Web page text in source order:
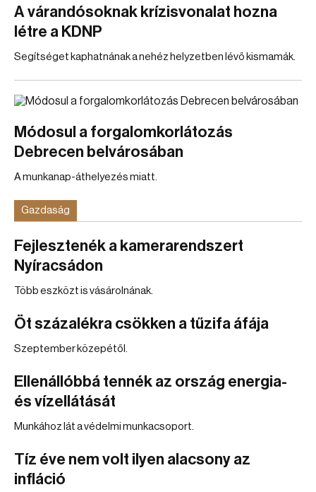
A várandósoknak krízisvonalat hozna
létre a KDNP
Segítséget kaphatnának a nehéz helyzetben lévő kismamák.
Módosul a forgalomkorlátozás
Debrecen belvárosában
A munkanap-áthelyezés miatt.
Gazdaság
Fejlesztenék a kamerarendszert
Nyíracsádon
Több eszközt is vásárolnának.
Öt százalékra csökken a tűzifa áfája
Szeptember közepétől.
Ellenállóbbá tennék az ország energia-
és vízellátását
Munkához lát a védelmi munkacsoport.
Tíz éve nem volt ilyen alacsony az
infláció